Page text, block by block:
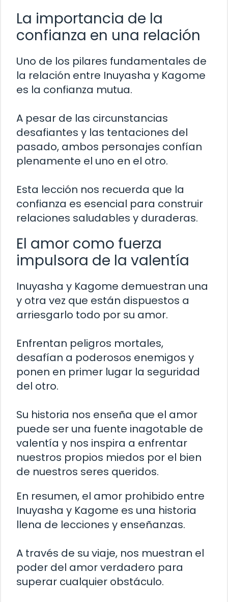
La importancia de la
confianza en una relación
Uno de los pilares fundamentales de
la relación entre Inuyasha y Kagome
es la confianza mutua.
A pesar de las circunstancias
desafiantes y las tentaciones del
pasado, ambos personajes confían
plenamente el uno en el otro.
Esta lección nos recuerda que la
confianza es esencial para construir
relaciones saludables y duraderas.
El amor como fuerza
impulsora de la valentía
Inuyasha y Kagome demuestran una
y otra vez que están dispuestos a
arriesgarlo todo por su amor.
Enfrentan peligros mortales,
desafían a poderosos enemigos y
ponen en primer lugar la seguridad
del otro.
Su historia nos enseña que el amor
puede ser una fuente inagotable de
valentía y nos inspira a enfrentar
nuestros propios miedos por el bien
de nuestros seres queridos.
En resumen, el amor prohibido entre
Inuyasha y Kagome es una historia
llena de lecciones y enseñanzas.
A través de su viaje, nos muestran el
poder del amor verdadero para
superar cualquier obstáculo.